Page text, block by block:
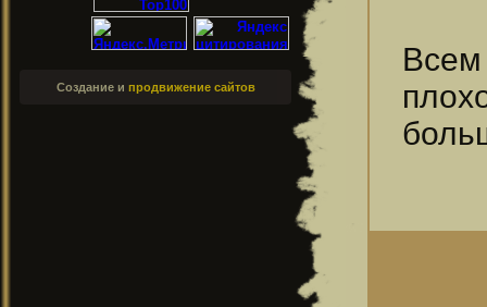
Создание и продвижение сайтов